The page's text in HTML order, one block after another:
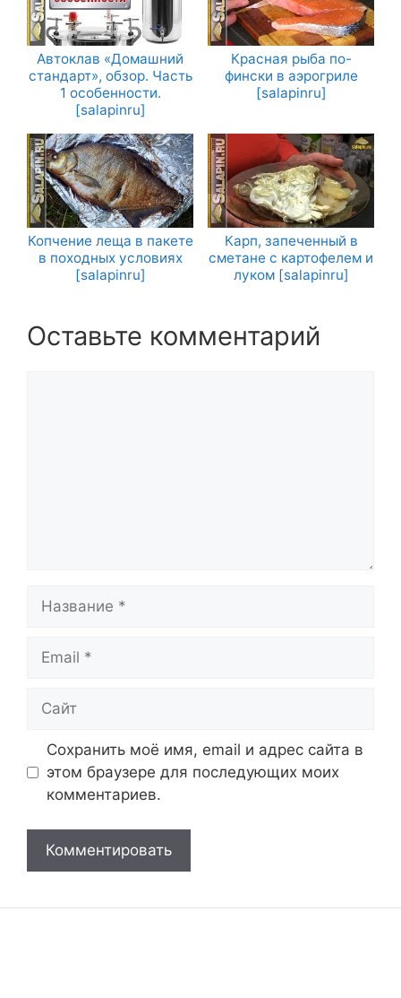
Автоклав «Домашний
стандарт», обзор. Часть
1 особенности.
[salapinru]
Красная рыба по-
фински в аэрогриле
[salapinru]
Копчение леща в пакете
в походных условиях
[salapinru]
Карп, запеченный в
сметане с картофелем и
луком [salapinru]
Оставьте комментарий
Название
Email
Сайт
Сохранить моё имя, email и адрес сайта в
этом браузере для последующих моих
комментариев.